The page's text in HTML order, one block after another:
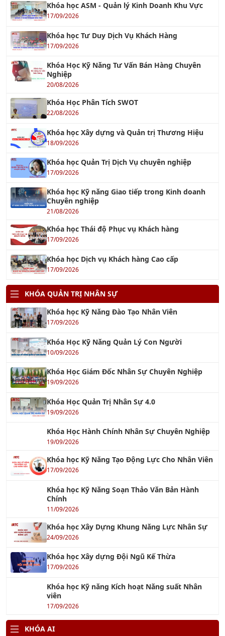
Khóa học ASM - Quản lý Kinh Doanh Khu Vực
17/09/2026
Khóa học Tư Duy Dịch Vụ Khách Hàng
17/09/2026
Khóa Học Kỹ Năng Tư Vấn Bán Hàng Chuyên
Nghiệp
20/08/2026
Khóa Học Phân Tích SWOT
22/08/2026
Khóa học Xây dựng và Quản trị Thương Hiệu
18/09/2026
Khóa học Quản Trị Dịch Vụ chuyên nghiệp
17/09/2026
Khóa học Kỹ năng Giao tiếp trong Kinh doanh
Chuyên nghiệp
21/08/2026
Khóa học Thái độ Phục vụ Khách hàng
17/09/2026
Khóa học Dịch vụ Khách hàng Cao cấp
17/09/2026
KHÓA QUẢN TRỊ NHÂN SỰ
Khóa học Kỹ Năng Đào Tạo Nhân Viên
17/09/2026
Khóa Học Kỹ Năng Quản Lý Con Người
10/09/2026
Khóa Học Giám Đốc Nhân Sự Chuyên Nghiệp
19/09/2026
Khóa Học Quản Trị Nhân Sự 4.0
19/09/2026
Khóa Học Hành Chính Nhân Sự Chuyên Nghiệp
19/09/2026
Khóa học Kỹ Năng Tạo Động Lực Cho Nhân Viên
17/09/2026
Khóa học Kỹ Năng Soạn Thảo Văn Bản Hành
Chính
11/09/2026
Khóa học Xây Dựng Khung Năng Lực Nhân Sự
24/09/2026
Khóa học Xây dựng Đội Ngũ Kế Thừa
17/09/2026
Khóa học Kỹ năng Kích hoạt Năng suất Nhân
viên
17/09/2026
KHÓA AI